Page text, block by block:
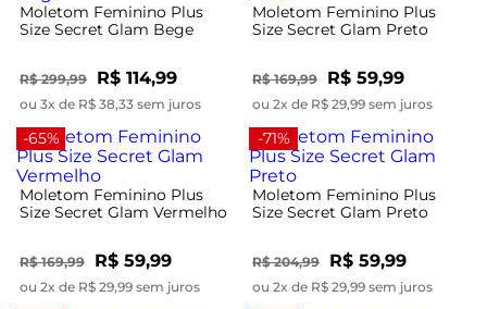
Moletom Feminino Plus
Size Secret Glam Bege
R$ 299,99 R$ 114,99
ou 3x de R$ 38,33 sem juros
Moletom Feminino Plus
Size Secret Glam Preto
R$ 169,99 R$ 59,99
ou 2x de R$ 29,99 sem juros
-65%
Moletom Feminino Plus
Size Secret Glam Vermelho
R$ 169,99 R$ 59,99
ou 2x de R$ 29,99 sem juros
-71%
Moletom Feminino Plus
Size Secret Glam Preto
R$ 204,99 R$ 59,99
ou 2x de R$ 29,99 sem juros